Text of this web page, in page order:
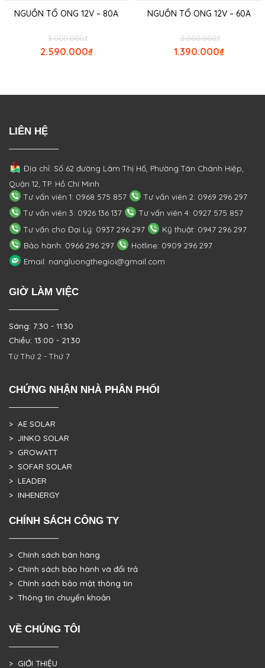
NGUỒN TỔ ONG 12V – 80A
₫
3.000.000
₫
2.590.000
NGUỒN TỔ ONG 12V – 60A
₫
2.000.000
₫
1.390.000
LIÊN HỆ
Địa chỉ: Số 62 đường Lâm Thị Hố, PhườngTân Chánh Hiệp,
Quận 12, TP. Hồ Chí Minh
Tư vấn viên 1: 0968 575 857
Tư vấn viên 2: 0969 296 297
Tư vấn viên 3: 0926 136 137
Tư vấn viên 4: 0927 575 857
Tư vấn cho Đại Lý: 0937 296 297
Kỹ thuật: 0947 296 297
Bảo hành: 0966 296 297
Hotline: 0909 296 297
Email: nangluongthegioi@gmail.com
GIỜ LÀM VIỆC
Sáng: 7:30 - 11:30
Chiều: 13:00 - 21:30
Từ Thứ 2 - Thứ 7
CHỨNG NHẬN NHÀ PHÂN PHỐI
> AE SOLAR
> JINKO SOLAR
> GROWATT
> SOFAR SOLAR
> LEADER
> INHENERGY
CHÍNH SÁCH CÔNG TY
> Chính sách bán hàng
> Chính sách bảo hành và đổi trả
> Chính sách bảo mật thông tin
> Thông tin chuyển khoản
VỀ CHÚNG TÔI
> GIỚI THIỆU